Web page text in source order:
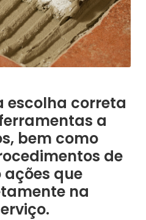
escolha correta
a
bem como
de
que
na